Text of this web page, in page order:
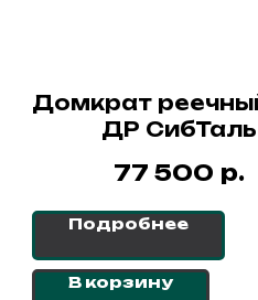
Домкрат
ДР СибТаль
77 500 р.
Подробнее
В корзину